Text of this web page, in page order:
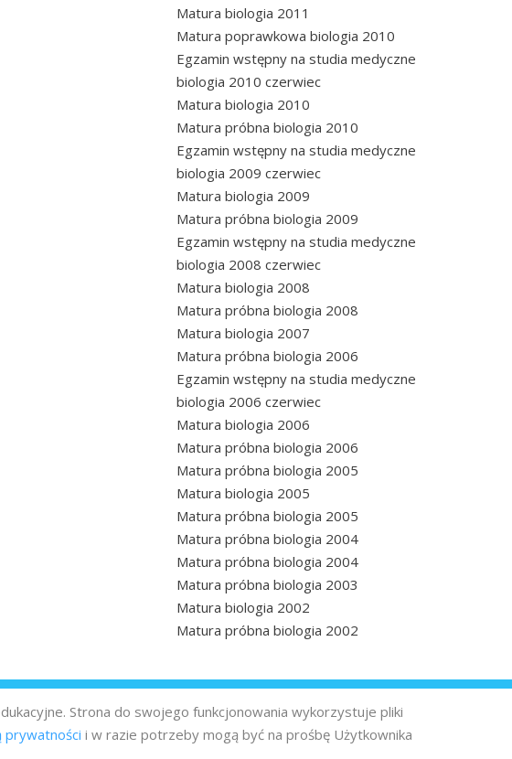
Matura biologia 2011
Matura poprawkowa biologia 2010
Egzamin wstępny na studia medyczne
biologia 2010 czerwiec
Matura biologia 2010
Matura próbna biologia 2010
Egzamin wstępny na studia medyczne
biologia 2009 czerwiec
Matura biologia 2009
Matura próbna biologia 2009
Egzamin wstępny na studia medyczne
biologia 2008 czerwiec
Matura biologia 2008
Matura próbna biologia 2008
Matura biologia 2007
Matura próbna biologia 2006
Egzamin wstępny na studia medyczne
biologia 2006 czerwiec
Matura biologia 2006
Matura próbna biologia 2006
Matura próbna biologia 2005
Matura biologia 2005
Matura próbna biologia 2005
Matura próbna biologia 2004
Matura próbna biologia 2004
Matura próbna biologia 2003
Matura biologia 2002
Matura próbna biologia 2002
Strona do swojego funkcjonowania wykorzystuje pliki
prywatności i w razie potrzeby mogą być na prośbę Użytkownika